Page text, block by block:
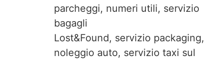
parcheggi, numeri utili, servizio
bagagli
Lost&Found, servizio packaging,
noleggio auto, servizio taxi sul